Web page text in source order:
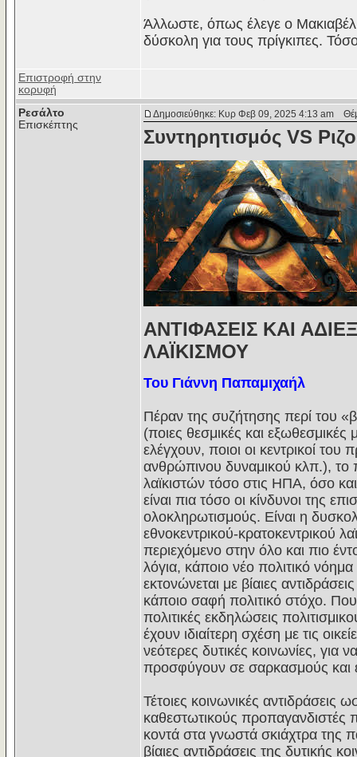
Άλλωστε, όπως έλεγε ο
δύσκολη για τους πρίγκιπες.
Επιστροφή στην
κορυφή
Ρεσάλτο
Επισκέπτης
Δημοσιεύθηκε: Κυρ Φεβ 09, 2025 4:13 am
Συντηρητισμός VS
ΑΝΤΙΦΑΣΕΙΣ ΚΑΙ
ΛΑΪΚΙΣΜΟΥ
Του Γιάννη Παπαμιχαήλ
Πέραν της συζήτησης περί του
(ποιες θεσμικές και εξωθεσμικές
ελέγχουν, ποιοι οι κεντρικοί
ανθρώπινου δυναμικού κλπ.), το
λαϊκιστών τόσο στις ΗΠΑ, όσο
είναι πια τόσο οι κίνδυνοι της
ολοκληρωτισμούς. Είναι η
εθνοκεντρικού-κρατοκεντρικού
περιεχόμενο στην όλο και πιο
λόγια, κάποιο νέο πολιτικό
εκτονώνεται με βίαιες
κάποιο σαφή πολιτικό στόχο. Που
πολιτικές εκδηλώσεις
έχουν ιδιαίτερη σχέση με τις
νεότερες δυτικές κοινωνίες,
προσφύγουν σε σαρκασμούς και
Τέτοιες κοινωνικές αντιδράσεις
καθεστωτικούς προπαγανδιστές
κοντά στα γνωστά σκιάχτρα της
βίαιες αντιδράσεις της δυτικής